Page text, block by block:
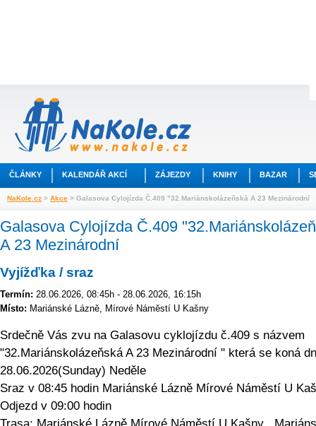
ČLÁNKY KALENDÁŘ AKCÍ ZÁJEZDY KNIHY BAZAR
NaKole.cz > Akce > Galasova Cylojízda Č.409 "32.Mariánskolázeňská A 23 Mezinárodní
Galasova Cylojízda Č.409
A 23 Mezinárodní
Vyjížďka / sraz
Termín: 28.06.2026, 08:45h - 28.06.2026, 16:15h
Místo: Mariánské Lázně, Mírové Námĕstí U Kašny
Srdečně Vás zvu na Galasovu cyklojízdu č.409 s názvem
"32.Mariánskolázeňská A 23 Mezinárodní " která se koná
28.06.2026(Sunday) Neděle
Sraz v 08:45 hodin Mariánské Lázně Mírové Náměstí U
Odjezd v 09:00 hodin